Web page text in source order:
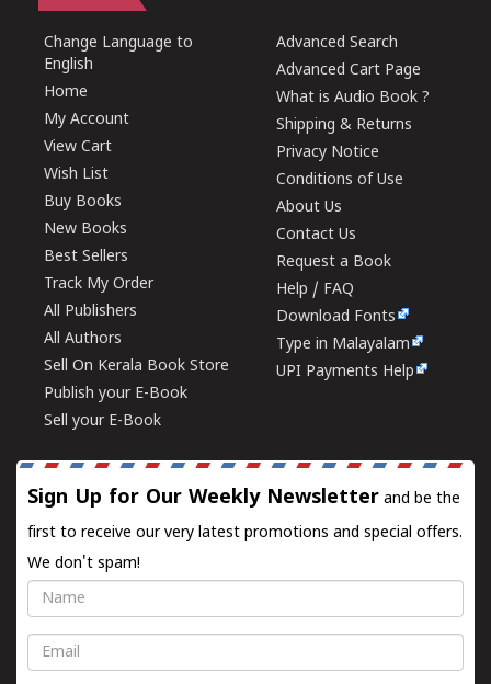
Change Language to
English
Home
My Account
View Cart
Wish List
Buy Books
New Books
Best Sellers
Track My Order
All Publishers
All Authors
Sell On Kerala Book Store
Publish your E-Book
Sell your E-Book
Advanced Search
Advanced Cart Page
What is Audio Book ?
Shipping & Returns
Privacy Notice
Conditions of Use
About Us
Contact Us
Request a Book
Help / FAQ
Download Fonts
Type in Malayalam
UPI Payments Help
Sign Up for Our Weekly Newsletter and be the
first to receive our very latest promotions and special offers.
We don't spam!
Name
Email